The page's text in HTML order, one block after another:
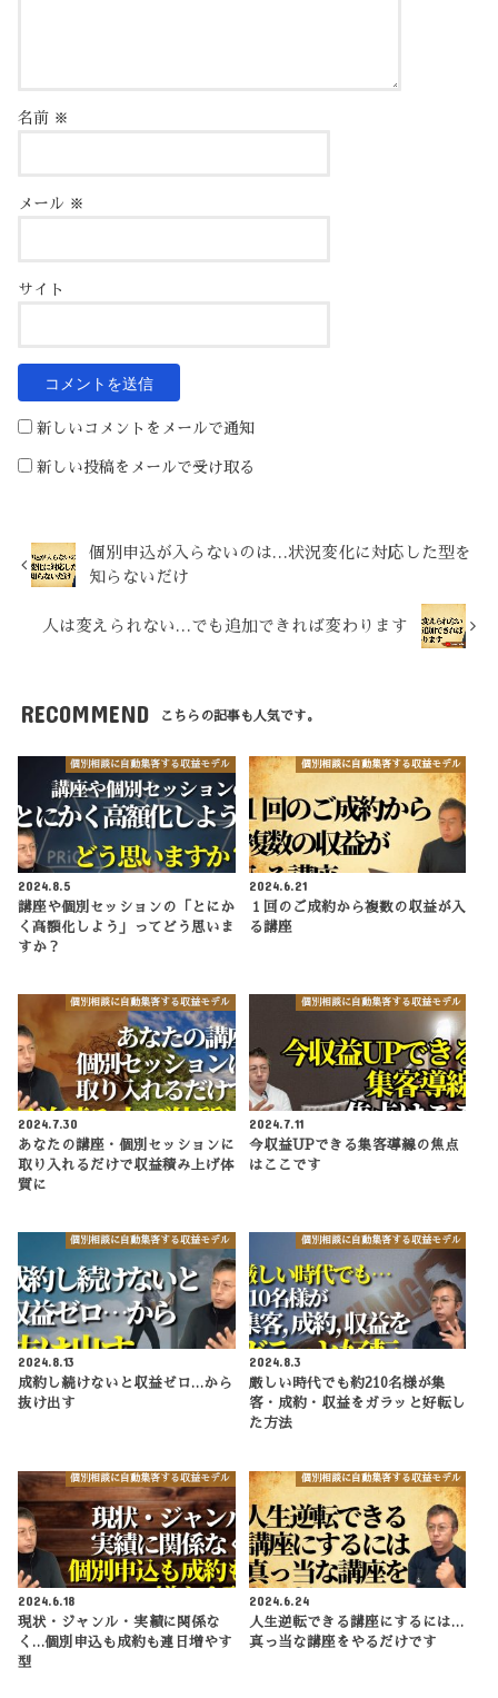
名前 ※
メール ※
サイト
新しいコメントをメールで通知
新しい投稿をメールで受け取る
個別申込が入らないのは…状況変化に対応した型を
知らないだけ
人は変えられない…でも追加できれば変わります
RECOMMEND こちらの記事も人気です。
個別相談に自動集客する収益モデル
2024.8.5
講座や個別セッションの「とにか
く高額化しよう」ってどう思いま
すか？
個別相談に自動集客する収益モデル
2024.6.21
１回のご成約から複数の収益が入
る講座
個別相談に自動集客する収益モデル
2024.7.30
あなたの講座・個別セッションに
取り入れるだけで収益積み上げ体
質に
個別相談に自動集客する収益モデル
2024.7.11
今収益UPできる集客導線の焦点
はここです
個別相談に自動集客する収益モデル
2024.8.13
成約し続けないと収益ゼロ…から
抜け出す
個別相談に自動集客する収益モデル
2024.8.3
厳しい時代でも約210名様が集
客・成約・収益をガラッと好転し
た方法
個別相談に自動集客する収益モデル
2024.6.18
現状・ジャンル・実績に関係な
く…個別申込も成約も連日増やす
型
個別相談に自動集客する収益モデル
2024.6.24
人生逆転できる講座にするには…
真っ当な講座をやるだけです